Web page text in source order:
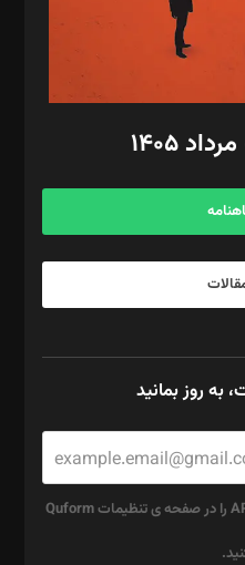
به روز بمانید
برای استفاده از ریکپچا بایستی کلید API را در صفحه ی تنظیمات Quform